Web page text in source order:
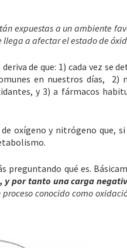
expuestas a un ambiente
a afectar el estado de
de que: 1) cada vez se
en nuestros días, 2)
y 3) a fármacos
oxígeno y nitrógeno que,
preguntando qué es.
y por tanto una carga
conocido como